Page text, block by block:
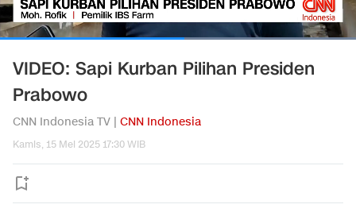
VIDEO: Sapi Kurban Pilihan Presiden
Prabowo
CNN Indonesia TV | CNN Indonesia
Kamis, 15 Mei 2025 17:30 WIB